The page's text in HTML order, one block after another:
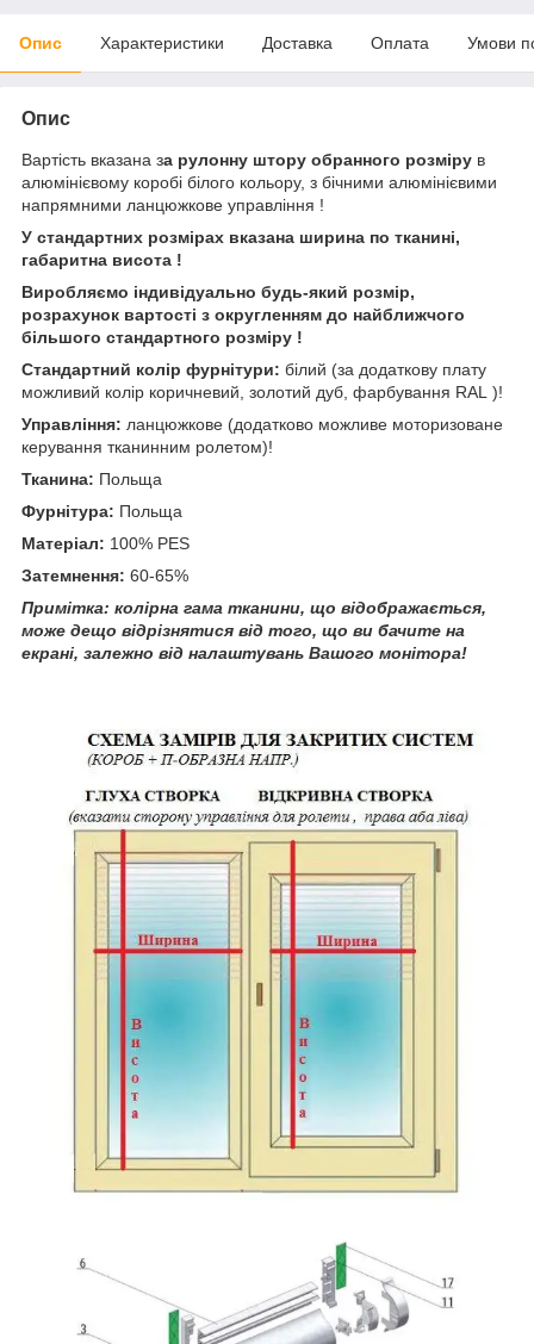
Опис Характеристики Доставка Оплата Умови
Опис
Вартість вказана за рулонну штору обранного розміру в
алюмінієвому коробі білого кольору, з бічними алюмінієвими
напрямними ланцюжкове управління !
У стандартних розмірах вказана ширина по тканині,
габаритна висота !
Виробляємо індивідуально будь-який розмір,
розрахунок вартості з округленням до найближчого
більшого стандартного розміру !
Стандартний колір фурнітури: білий (за додаткову плату
можливий колір коричневий, золотий дуб, фарбування RAL )!
Управління: ланцюжкове (додатково можливе моторизоване
керування тканинним ролетом)!
Тканина: Польща
Фурнітура: Польща
Матеріал: 100% PES
Затемнення: 60-65%
Примітка: колірна гама тканини, що відображається,
може дещо відрізнятися від того, що ви бачите на
екрані, залежно від налаштувань Вашого монітора!